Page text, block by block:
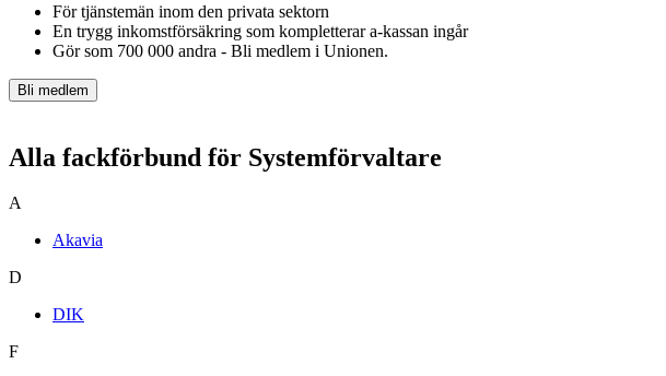
För tjänstemän inom den privata sektorn
En trygg inkomst­försäkring som kompletterar a-kassan ingår
Gör som 700 000 andra - Bli medlem i Unionen.
Bli medlem
Alla fackförbund för Systemförvaltare
A
Akavia
D
DIK
F